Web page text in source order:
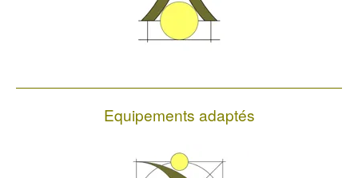
Equipements adaptés